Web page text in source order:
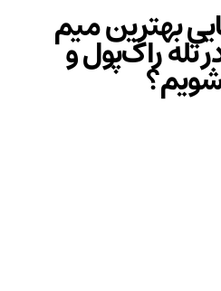
بهترین میم
تله راگ‌پول و